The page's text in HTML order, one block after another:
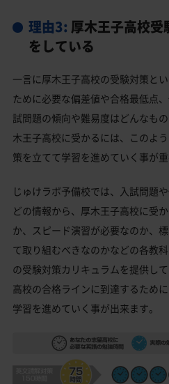
理由3: 厚木王子高校
をしている
一言に厚木王子高校の受験対策と
ために必要な偏差値や合格最低点
試問題の傾向や難易度はどんなも
木王子高校に受かるには、このよ
策を立てて学習を進めていく事が重
じゅけラボ予備校では、入試問題
どの情報から、厚木王子高校に受
か、スピード演習が必要なのか、
て取り組むべきなのかなどの各教
の受験対策カリキュラムを提供し
高校の合格ラインに到達するため
学習を進めていく事が出来ます。